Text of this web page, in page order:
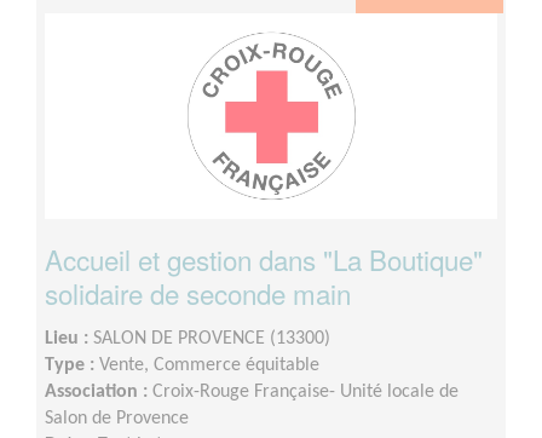
Accueil et gestion dans "La Boutique"
solidaire de seconde main
Lieu : SALON DE PROVENCE (13300)
Type : Vente, Commerce équitable
Association : Croix-Rouge Française- Unité locale de
Salon de Provence